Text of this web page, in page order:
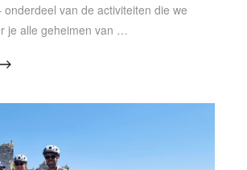
onderdeel van de activiteiten die we
je alle geheimen van …